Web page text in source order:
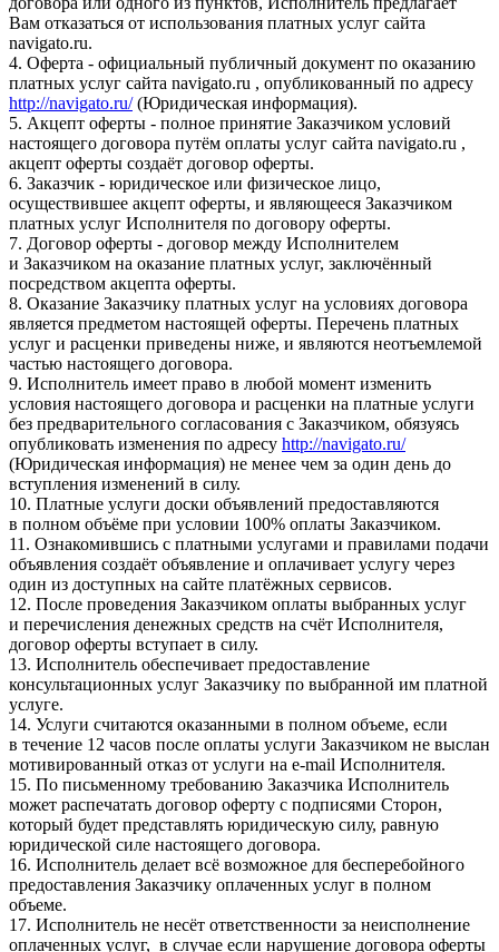
Вам отказаться от использования платных услуг сайта
navigato.ru.
4. Оферта - официальный публичный документ по оказанию
платных услуг сайта navigato.ru , опубликованный по адресу
http://navigato.ru/(Юридическая информация).
5. Акцепт оферты - полное принятие Заказчиком условий
настоящего договора путём оплаты услуг сайта navigato.ru ,
акцепт оферты создаёт договор оферты.
6. Заказчик - юридическое или физическое лицо,
осуществившее акцепт оферты, и являющееся Заказчиком
платных услуг Исполнителя по договору оферты.
7. Договор оферты - договор между Исполнителем
и Заказчиком на оказание платных услуг, заключённый
посредством акцепта оферты.
8. Оказание Заказчику платных услуг на условиях договора
является предметом настоящей оферты. Перечень платных
услуг и расценки приведены ниже, и являются неотъемлемой
частью настоящего договора.
9. Исполнитель имеет право в любой момент изменить
условия настоящего договора и расценки на платные услуги
без предварительного согласования с Заказчиком, обязуясь
опубликовать изменения по адресу http://navigato.ru/
(Юридическая информация) не менее чем за один день до
вступления изменений в силу.
10. Платные услуги доски объявлений предоставляются
в полном объёме при условии 100% оплаты Заказчиком.
11. Ознакомившись с платными услугами и правилами подачи
объявления создаёт объявление и оплачивает услугу через
один из доступных на сайте платёжных сервисов.
12. После проведения Заказчиком оплаты выбранных услуг
и перечисления денежных средств на счёт Исполнителя,
договор оферты вступает в силу.
13. Исполнитель обеспечивает предоставление
консультационных услуг Заказчику по выбранной им платной
услуге.
14. Услуги считаются оказанными в полном объеме, если
в течение 12 часов после оплаты услуги Заказчиком не выслан
мотивированный отказ от услуги на e-mail Исполнителя.
15. По письменному требованию Заказчика Исполнитель
может распечатать договор оферту с подписями Сторон,
который будет представлять юридическую силу, равную
юридической силе настоящего договора.
16. Исполнитель делает всё возможное для бесперебойного
предоставления Заказчику оплаченных услуг в полном
объеме.
17. Исполнитель не несёт ответственности за неисполнение
оплаченных услуг, в случае если нарушение договора оферты